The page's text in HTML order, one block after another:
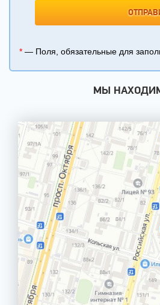
* — Поля, обязательные для
МЫ